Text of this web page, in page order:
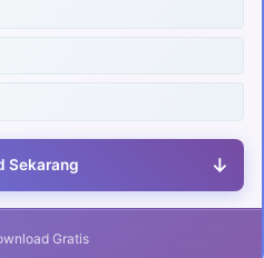
Sekarang ↓
Gratis